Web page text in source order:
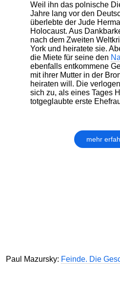
Weil ihn das polnische
Jahre lang vor den
überlebte der Jude
Holocaust. Aus
nach dem Zweiten
York und heiratete sie.
die Miete für seine den
ebenfalls entkommene
mit ihrer Mutter in der
heiraten will. Die
sich zu, als eines Tages
totgeglaubte erste
mehr
Paul Mazursky: Feinde. Die